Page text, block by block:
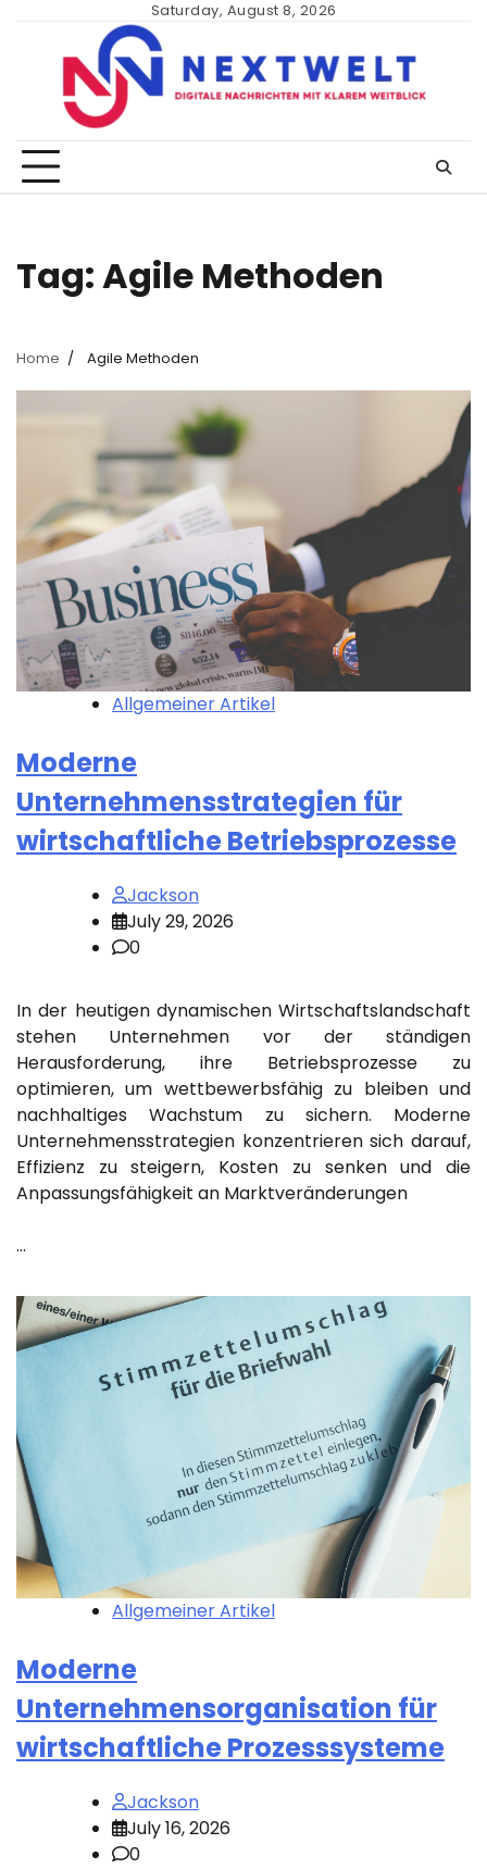
content
Saturday, August 8, 2026
Tag:Agile Methoden
Home Agile Methoden
Allgemeiner Artikel
Moderne
Unternehmensstrategien für
wirtschaftliche Betriebsprozesse
Jackson
July 29, 2026
0
In der heutigen dynamischen Wirtschaftslandschaft
stehen Unternehmen vor der ständigen
Herausforderung, ihre Betriebsprozesse zu
optimieren, um wettbewerbsfähig zu bleiben und
nachhaltiges Wachstum zu sichern. Moderne
Unternehmensstrategien konzentrieren sich darauf,
Effizienz zu steigern, Kosten zu senken und die
Anpassungsfähigkeit an Marktveränderungen
…
Allgemeiner Artikel
Moderne
Unternehmensorganisation für
wirtschaftliche Prozesssysteme
Jackson
July 16, 2026
0